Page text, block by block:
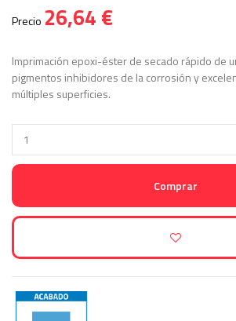
Precio 26,64 €
Imprimación epoxi-éster de secado rápido de
pigmentos inhibidores de la corrosión y
múltiples superficies.
Comprar